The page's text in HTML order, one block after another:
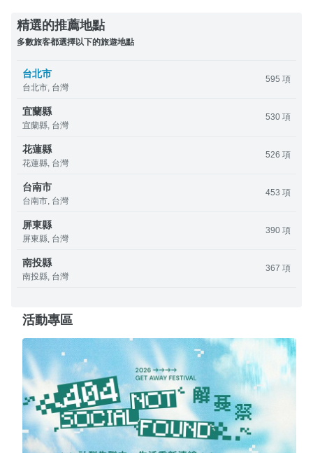
精選的推薦地點
多數旅客都選擇以下的旅遊地點
台北市
台北市, 台灣
595 項
宜蘭縣
宜蘭縣, 台灣
530 項
花蓮縣
花蓮縣, 台灣
526 項
台南市
台南市, 台灣
453 項
屏東縣
屏東縣, 台灣
390 項
南投縣
南投縣, 台灣
367 項
活動專區